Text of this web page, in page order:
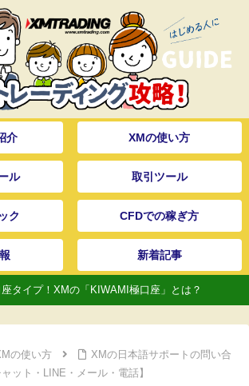
介 XMの使い方
ル 取引ツール
ク CFDでの稼ぎ方
新着記事
タイプ！XMの「KIWAMI極口座」とは？
の使い方
XMの日本語サポートの問い合
ット・LINE・メール・電話】